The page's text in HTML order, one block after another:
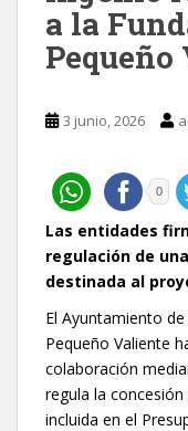
a la
3 junio, 2026
0
Las entidades
regulación de
destinada al
El Ayuntamiento
Pequeño Valiente
colaboración
regula la
incluida en el